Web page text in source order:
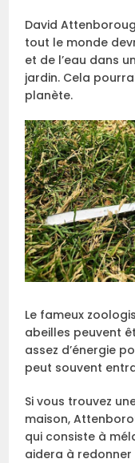
David
tout le monde
et de l’eau dans
jardin. Cela
planète.
Le fameux
abeilles peuvent
assez d’énergie
peut souvent
Si vous trouvez
maison,
qui consiste à
aidera à redonner